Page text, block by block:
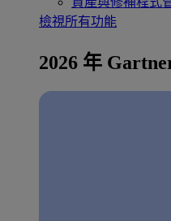
檢視所有功能
2026 年